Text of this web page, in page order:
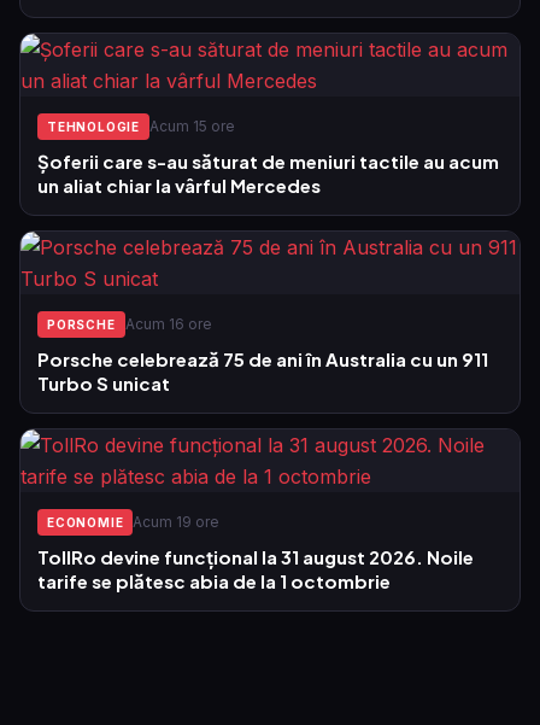
TEHNOLOGIE Acum 15 ore
Șoferii care s-au săturat de meniuri tactile au acum
un aliat chiar la vârful Mercedes
PORSCHE Acum 16 ore
Porsche celebrează 75 de ani în Australia cu un 911
Turbo S unicat
ECONOMIE Acum 19 ore
TollRo devine funcțional la 31 august 2026. Noile
tarife se plătesc abia de la 1 octombrie